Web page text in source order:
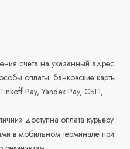
счёта на указанный адрес
оплаты: банковские карты
Pay, Yandex Pay, СБП;
доступна оплата курьеру
в мобильном терминале при